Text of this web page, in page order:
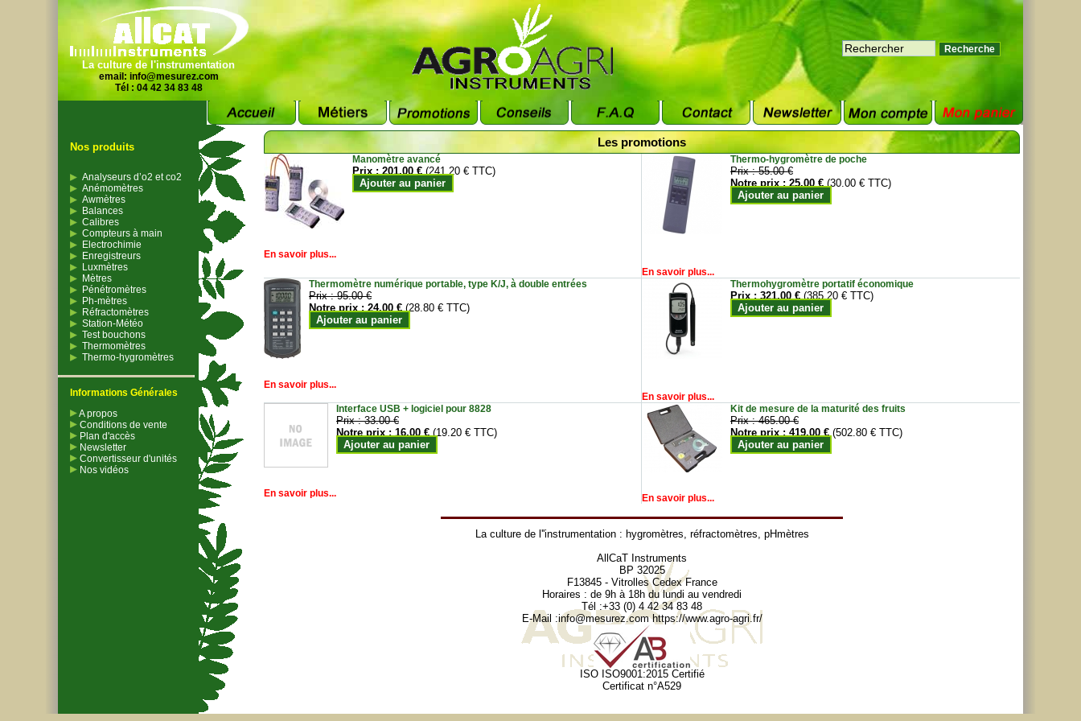
La culture de l'instrumentation
email: info@mesurez.com
Tél : 04 42 34 83 48
Nos produits
Analyseurs d’o2 et co2
Anémomètres
Awmètres
Balances
Calibres
Compteurs à main
Electrochimie
Enregistreurs
Luxmètres
Mètres
Pénétromètres
Ph-mètres
Réfractomètres
Station-Météo
Test bouchons
Thermomètres
Thermo-hygromètres
Informations Générales
A propos
Conditions de vente
Plan d'accès
Newsletter
Convertisseur d'unités
Nos vidéos
Les promotions
Manomètre avancé
Prix :201.00 € (241.20 € TTC)
Ajouter au panier
En savoir plus...
Thermo-hygromètre de poche
Prix :55.00 €
Notre prix :25.00 € (30.00 € TTC)
Ajouter au panier
En savoir plus...
Thermomètre numérique portable, type K/J, à double entrées
Prix :95.00 €
Notre prix :24.00 € (28.80 € TTC)
Ajouter au panier
En savoir plus...
Thermohygromètre portatif économique
Prix :321.00 € (385.20 € TTC)
Ajouter au panier
En savoir plus...
Interface USB + logiciel pour 8828
Prix :33.00 €
Notre prix :16.00 € (19.20 € TTC)
Ajouter au panier
En savoir plus...
Kit de mesure de la maturité des fruits
Prix :465.00 €
Notre prix :419.00 € (502.80 € TTC)
Ajouter au panier
En savoir plus...
La culture de l''instrumentation : hygromètres, réfractomètres, pHmètres
AllCaT Instruments
BP 32025
F13845 - Vitrolles Cedex France
Horaires : de 9h à 18h du lundi au vendredi
Tél :+33 (0) 4 42 34 83 48
E-Mail :info@mesurez.com https://www.agro-agri.fr/
ISO ISO9001:2015 Certifié
Certificat n°A529